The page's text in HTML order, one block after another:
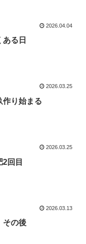
2026.04.04
る日
2026.03.25
作り始まる
2026.03.25
2回目
2026.03.13
その後